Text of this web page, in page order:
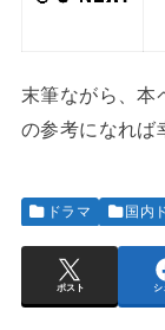
末筆ながら、本
の参考になれば
ドラマ 国内
ポスト シ